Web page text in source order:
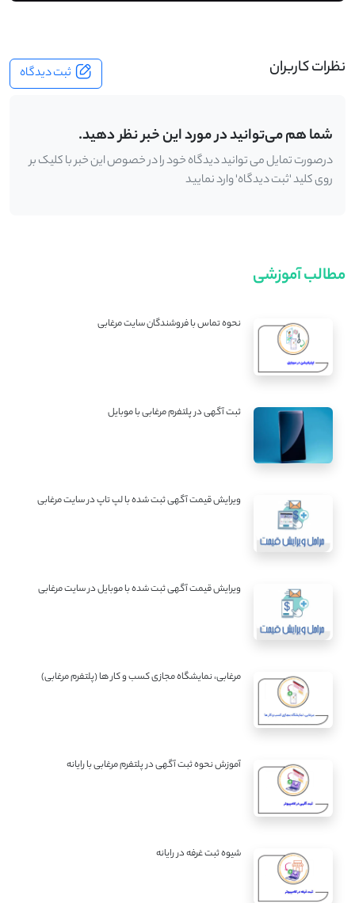
نظرات کاربران ثبت دیدگاه
شما هم می‌توانید در مورد این خبر نظر دهید.
درصورت تمایل می توانید دیدگاه خود را در خصوص این خبر با کلیک بر
روی کلید 'ثبت دیدگاه' وارد نمایید
مطالب آموزشی
نحوه تماس با فروشندگان سایت مرغابی
ثبت آگهی در پلتفرم مرغابی با موبایل
ویرایش قیمت آگهی ثبت شده با لپ تاپ در سایت مرغابی
ویرایش قیمت آگهی ثبت شده با موبایل در سایت مرغابی
مرغابی، نمایشگاه مجازی کسب و کار ها (پلتفرم مرغابی)
آموزش نحوه ثبت آگهی در پلتفرم مرغابی با رایانه
شیوه ثبت غرفه در رایانه